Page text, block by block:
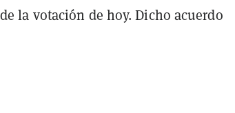
la votación de hoy. Dicho acuerdo